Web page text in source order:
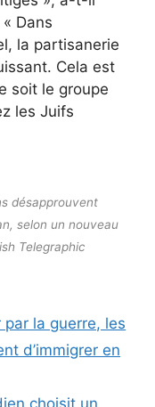
Dans
la partisanerie
Cela est
soit le groupe
les Juifs
désapprouvent
selon un nouveau
Telegraphic
la guerre, les
d’immigrer en
choisit un